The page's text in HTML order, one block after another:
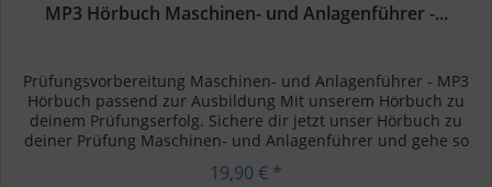
MP3 Hörbuch Maschinen- und Anlagenführer -...
Prüfungsvorbereitung Maschinen- und Anlagenführer - MP3
Hörbuch passend zur Ausbildung Mit unserem Hörbuch zu
deinem Prüfungserfolg. Sichere dir jetzt unser Hörbuch zu
deiner Prüfung Maschinen- und Anlagenführer und gehe so
mit einem...
19,90 € *